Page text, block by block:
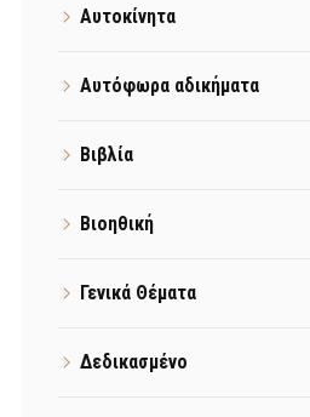
Αυτοκίνητα
Αυτόφωρα αδικήματα
Βιβλία
Βιοηθική
Γενικά Θέματα
Δεδικασμένο